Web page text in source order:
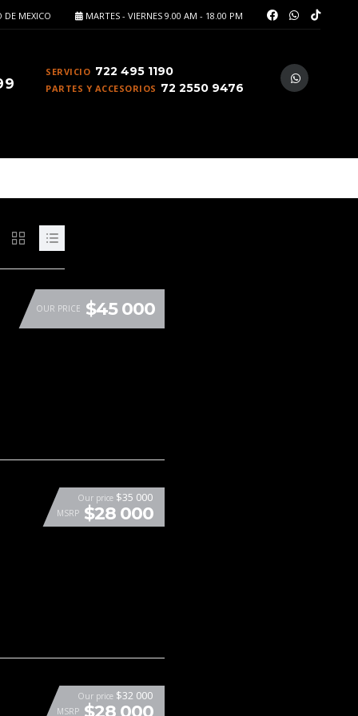
MARTES - VIERNES 9.00 AM - 18.00 PM
DE MEXICO
SERVICIO 722 495 1190
PARTES Y ACCESORIOS 72 2550 9476
OUR PRICE $45 000
Our price $35 000
MSRP $28 000
Our price $32 000
MSRP $28 000